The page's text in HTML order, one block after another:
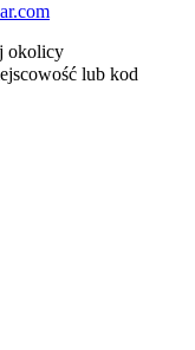
okolicy
lub kod